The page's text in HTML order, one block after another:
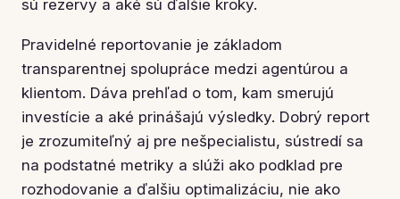
sú rezervy a aké sú ďalšie kroky.
Pravidelné reportovanie je základom
transparentnej spolupráce medzi agentúrou a
klientom. Dáva prehľad o tom, kam smerujú
investície a aké prinášajú výsledky. Dobrý report
je zrozumiteľný aj pre nešpecialistu, sústredí sa
na podstatné metriky a slúži ako podklad pre
rozhodovanie a ďalšiu optimalizáciu, nie ako